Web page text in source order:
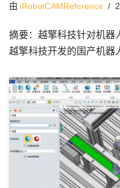
由 iRobotCAMReference
摘要：越擎科技针对机器
越擎科技开发的国产机器